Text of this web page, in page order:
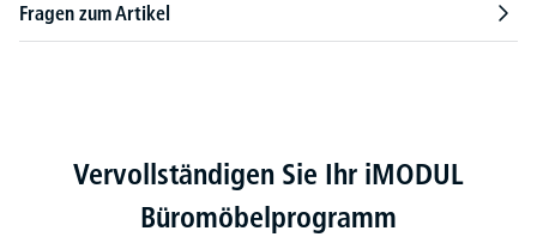
Fragen zum Artikel
Produktgalerie überspringen
Vervollständigen Sie Ihr iMODUL
Büromöbelprogramm